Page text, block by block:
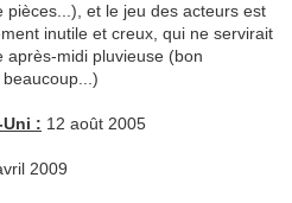
et le jeu des acteurs est
inutile et creux, qui ne servirait
midi pluvieuse (bon
Uni : 12 août 2005
2009